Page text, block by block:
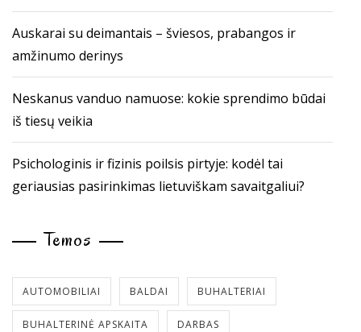
Auskarai su deimantais – šviesos, prabangos ir
amžinumo derinys
Neskanus vanduo namuose: kokie sprendimo būdai
iš tiesų veikia
Psichologinis ir fizinis poilsis pirtyje: kodėl tai
geriausias pasirinkimas lietuviškam savaitgaliui?
Temos
AUTOMOBILIAI BALDAI BUHALTERIAI
BUHALTERINĖ APSKAITA DARBAS